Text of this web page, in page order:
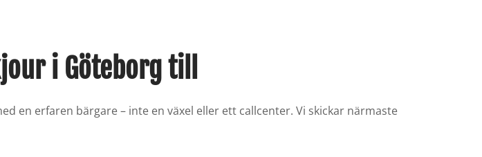
i Göteborg till
en erfaren bärgare – inte en växel eller ett callcenter. Vi skickar närmaste